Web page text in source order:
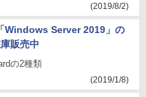
(2019/8/2)
Windows Server 2019」の
販売中
の2種類
(2019/1/8)